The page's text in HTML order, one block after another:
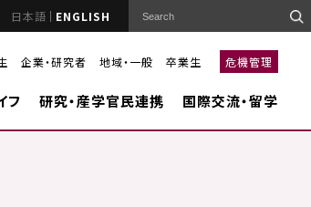
日本語 ENGLISH
企業・研究者 地域・一般 卒業生 危機管理
フ 研究・産学官民連携 国際交流・留学